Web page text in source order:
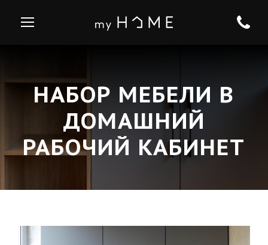
НАБОР МЕБЕЛИ В
ДОМАШНИЙ
РАБОЧИЙ КАБИНЕТ